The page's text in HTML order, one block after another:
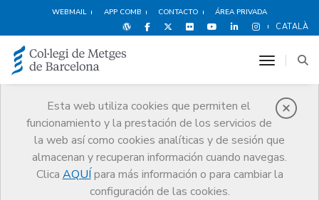
WEBMAIL APP COMB CONTACTO ÁREA PRIVADA
CATALÀ
Esta web utiliza cookies que permiten el
funcionamiento y la prestación de los servicios de
la web así como cookies analíticas y de sesión que
almacenan y recuperan información cuando navegas.
Clica AQUÍ para más información o para cambiar la
configuración de las cookies.
toggle
Ventajas y
descuentos
Servicios Otros servicios
Ventajas y descuentos
Deportes y Bienestar
Escuela de danza Esther Bosch